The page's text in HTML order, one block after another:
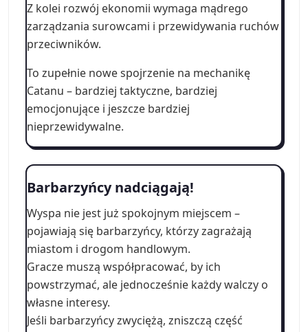
Z kolei rozwój ekonomii wymaga mądrego
zarządzania surowcami i przewidywania ruchów
przeciwników.
To zupełnie nowe spojrzenie na mechanikę
Catanu – bardziej taktyczne, bardziej
emocjonujące i jeszcze bardziej
nieprzewidywalne.
Barbarzyńcy nadciągają!
Wyspa nie jest już spokojnym miejscem –
pojawiają się barbarzyńcy, którzy zagrażają
miastom i drogom handlowym.
Gracze muszą współpracować, by ich
powstrzymać, ale jednocześnie każdy walczy o
własne interesy.
Jeśli barbarzyńcy zwyciężą, zniszczą część